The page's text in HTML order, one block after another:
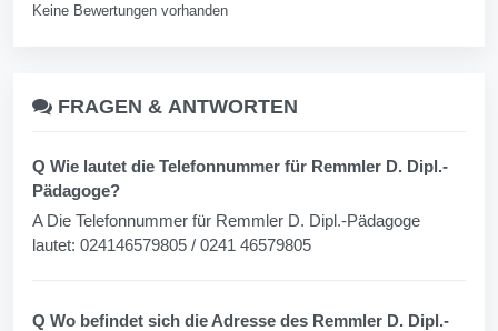
Keine Bewertungen vorhanden
FRAGEN & ANTWORTEN
Q Wie lautet die Telefonnummer für Remmler D. Dipl.-
Pädagoge?
A Die Telefonnummer für Remmler D. Dipl.-Pädagoge
lautet: 024146579805 / 0241 46579805
Q Wo befindet sich die Adresse des Remmler D. Dipl.-